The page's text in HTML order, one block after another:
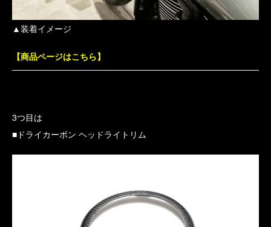
▲装着イメージ
【商品ページはこちら】
3つ目は
■ドライカーボン ヘッドライトリム